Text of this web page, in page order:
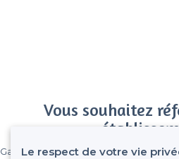
Vous souhaitez
Gagnez de nombreux clients parmi le
Le respect de votre vie